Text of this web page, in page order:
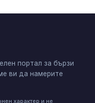
портал за бързи
ви да намерите
характер и не